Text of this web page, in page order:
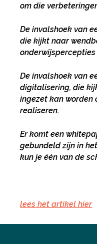
om die
De invalshoek van
die kijkt naar
onderwijspercepties
De invalshoek van
digitalisering, die
ingezet kan worden
realiseren.
Er komt een
gebundeld zijn in
kun je één van de
lees het artikel hier